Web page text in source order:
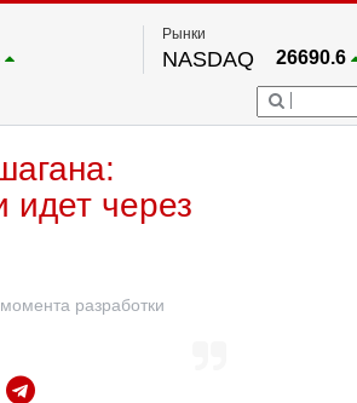
Рынки
NASDAQ 26690.6
FTSE 100 67.17
54036.9
NYSE
через
разработки